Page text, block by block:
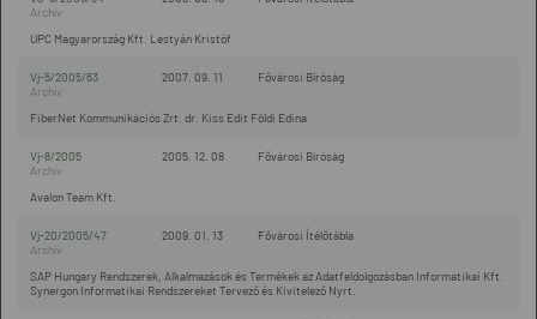
UPC Magyarország Kft. Lestyán Kristóf
2007. 09. 11
Vj-5/2005/63
FiberNet Kommunikációs Zrt. dr. Kiss Edit Földi Edina
Fővárosi Bíróság
2005. 12. 08
Vj-8/2005
Avalon Team Kft.
Fővárosi Bíróság
2009. 01. 13
Vj-20/2005/47
SAP Hungary Rendszerek, Alkalmazások és Termékek az Adatfeldolgozásban Informatikai Kft.
Synergon Informatikai Rendszereket Tervező és Kivitelező Nyrt.
Fővárosi Ítélőtábla